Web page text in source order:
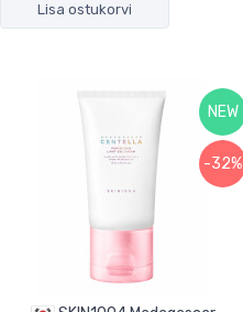
Lisa ostukorvi
NEW
-32%